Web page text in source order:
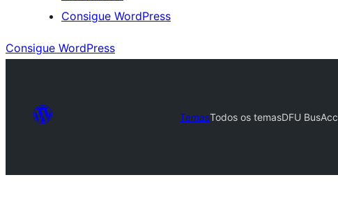
Consigue WordPress
Consigue WordPress
TemasTodos os temasDFU BusAcc